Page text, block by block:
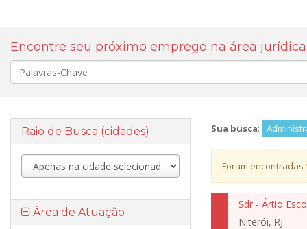
Encontre seu próximo emprego na área jurídica
Palavra-
chave
Raio de Busca (cidades)
Área de Atuação
Sua busca:
Foram encontradas
Sdr - Ártio
Niterói, RJ